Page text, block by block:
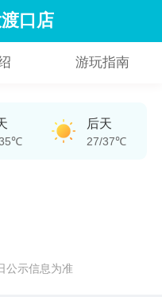
口店
游玩指南
后天
27/37℃
公示信息为准